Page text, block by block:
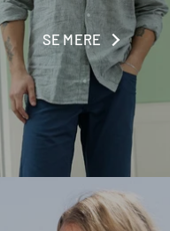
SE MERE